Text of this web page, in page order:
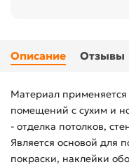
Описание Отзывы
Материал
помещений с сухим и
- отделка потолков,
Является основой для
покраски, наклейки